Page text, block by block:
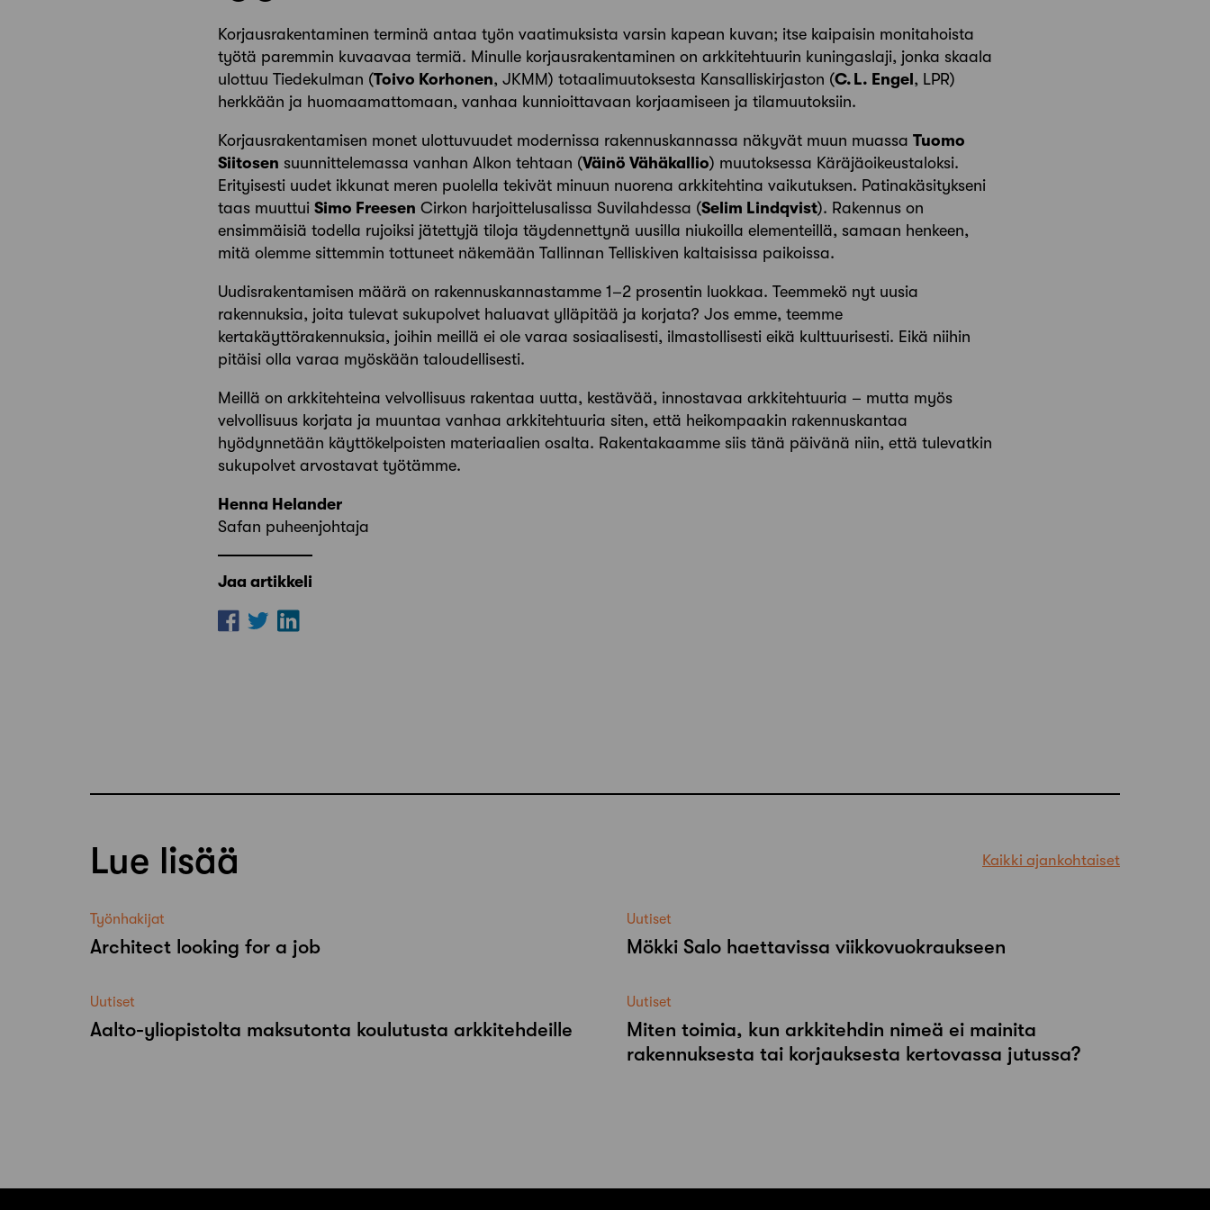
Korjausrakentaminen terminä antaa työn vaatimuksista varsin kapean kuvan; itse kaipaisin monitahoista
työtä paremmin kuvaavaa termiä. Minulle korjausrakentaminen on arkkitehtuurin kuningaslaji, jonka skaala
ulottuu Tiedekulman (Toivo Korhonen, JKMM) totaalimuutoksesta Kansalliskirjaston (C. L. Engel , LPR)
herkkään ja huomaamattomaan, vanhaa kunnioittavaan korjaamiseen ja tilamuutoksiin.
Korjausrakentamisen monet ulottuvuudet modernissa rakennuskannassa näkyvät muun muassa Tuomo
Siitosen suunnittelemassa vanhan Alkon tehtaan (Väinö Vähäkallio) muutoksessa Käräjäoikeustaloksi.
Erityisesti uudet ikkunat meren puolella tekivät minuun nuorena arkkitehtina vaikutuksen. Patinakäsitykseni
taas muuttui Simo Freesen Cirkon harjoittelusalissa Suvilahdessa (Selim Lindqvist). Rakennus on
ensimmäisiä todella rujoiksi jätettyjä tiloja täydennettynä uusilla niukoilla elementeillä, samaan henkeen,
mitä olemme sittemmin tottuneet näkemään Tallinnan Telliskiven kaltaisissa paikoissa.
Uudisrakentamisen määrä on rakennuskannastamme 1–2 prosentin luokkaa. Teemmekö nyt uusia
rakennuksia, joita tulevat sukupolvet haluavat ylläpitää ja korjata? Jos emme, teemme
kertakäyttörakennuksia, joihin meillä ei ole varaa sosiaalisesti, ilmastollisesti eikä kulttuurisesti. Eikä niihin
pitäisi olla varaa myöskään taloudellisesti.
Meillä on arkkitehteina velvollisuus rakentaa uutta, kestävää, innostavaa arkkitehtuuria – mutta myös
velvollisuus korjata ja muuntaa vanhaa arkkitehtuuria siten, että heikompaakin rakennuskantaa
hyödynnetään käyttökelpoisten mate­riaalien osalta. Rakentakaamme siis tänä päivänä niin, että tulevatkin
sukupolvet arvostavat työtämme.
Henna Helander
Safan puheenjohtaja
Jaa artikkeli
Lue lisää Kaikki ajankohtaiset
Työnhakijat
Architect looking for a job
Uutiset
Mökki Salo haettavissa viikkovuokraukseen
Uutiset
Aalto-​yliopistolta maksutonta koulutusta arkkitehdeille
Uutiset
Miten toimia, kun arkkitehdin nimeä ei mainita
rakennuksesta tai korjauksesta kertovassa jutussa?